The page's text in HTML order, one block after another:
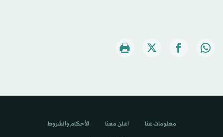
معلومات عنا اعلن معنا الأحكام والشروط